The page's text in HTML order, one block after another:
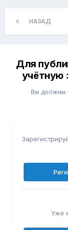
НАЗАД
Для
учётную
Вы должны
Уже